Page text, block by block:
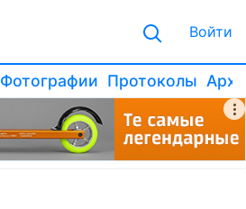
Войти
Фотографии Протоколы